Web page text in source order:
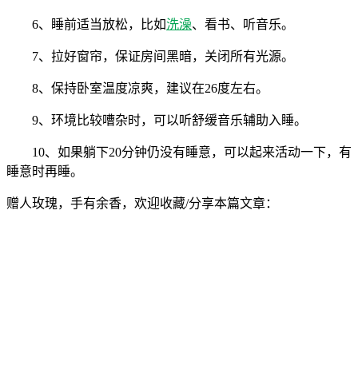
6、睡前适当放松，比如洗澡、看书、听音乐。
7、拉好窗帘，保证房间黑暗，关闭所有光源。
8、保持卧室温度凉爽，建议在26度左右。
9、环境比较嘈杂时，可以听舒缓音乐辅助入睡。
10、如果躺下20分钟仍没有睡意，可以起来活动一下，有
睡意时再睡。
赠人玫瑰，手有余香，欢迎收藏/分享本篇文章：